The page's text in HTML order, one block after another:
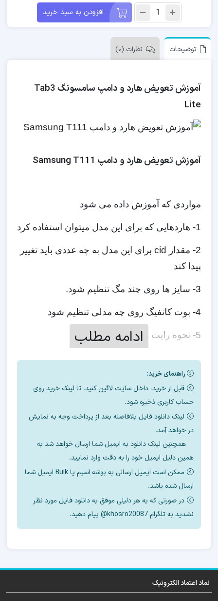
افزودن به سبد خرید
توضیحات نظرات (0)
آموزش تعویض هارد و دامپ سامسونگ Tab3
Lite
آموزش تعویض هارد و دامپ Samsung T111
مواردی که آموزش داده می شود
1- هاردهایی که برای این مدل میتوان استفاده کرد
2- مقدار cid برای این مدل به چه عددی باید تغییر
پیدا کند
3- سایز ها روی چند مگ تنظیم شود.
4- بوت کانفیگ روی چه مدلی تنظیم شود
5- نحوه رایت دامپ
6- ورژن فایل فلش بعد از تعویض هارد
جدیدترین فایل آپدیت فریمور هارد ضمیمه آموزش
فایلهای لازم برای تعویض هارد این مدل را هم در
اختیار شما قرار خواهیم داد.
این فایل قابل رایت با ایزی جیتگ ، مدوسا و …
ادامه مطلب
راهنمای خرید:
قبل از خرید، داخل سایت لاگین کنید. تا لینک خرید روی
حساب کاربری ذخیره شود.
لینک دانلود فایل بلافاصله بعد از پرداخت وجه به نمایش
در خواهد آمد.
همچنین لینک دانلود به ایمیل شما ارسال خواهد شد به
همین دلیل ایمیل خود را به دقت وارد نمایید.
ممکن است ایمیل ارسالی به پوشه اسپم یا Bulk ایمیل شما
ارسال شده باشد.
در صورتی که به هر دلیلی موفق به دانلود فایل مورد نظر
نشدید به تلگرام khosro20087@ پیام دهید.
نماد اعتماد الکترونیک